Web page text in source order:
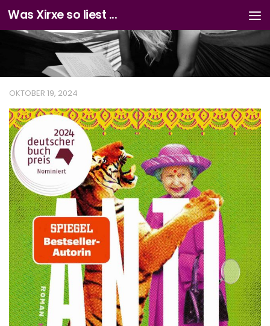
Zum Inhalt springen
Was Xirxe so liest ...
OKTOBER 19, 2024